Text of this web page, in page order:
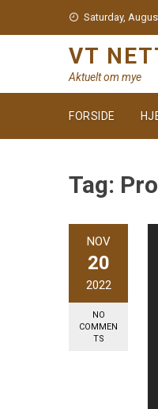
Saturday,
VT
Aktuelt om mye
FORSIDE
Tag:
NOV
20
2022
NO
COMMEN
TS